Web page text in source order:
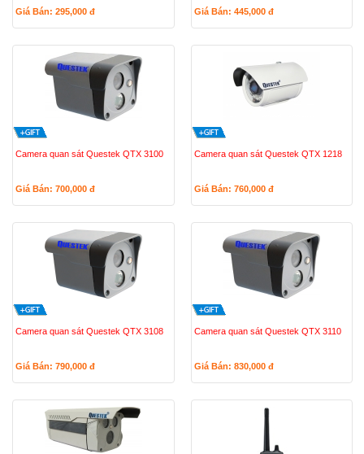
Giá Bán: 295,000 đ Giá Bán: 445,000 đ
Camera quan sát Questek QTX 3100
Giá Bán: 700,000 đ
Camera quan sát Questek QTX 1218
Giá Bán: 760,000 đ
Camera quan sát Questek QTX 3108
Giá Bán: 790,000 đ
Camera quan sát Questek QTX 3110
Giá Bán: 830,000 đ